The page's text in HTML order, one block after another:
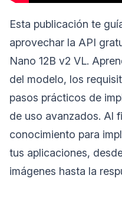
Esta publicación te
aprovechar la API
Nano 12B v2 VL.
del modelo, los
pasos prácticos de
de uso avanzados. Al
conocimiento para
tus aplicaciones,
imágenes hasta la